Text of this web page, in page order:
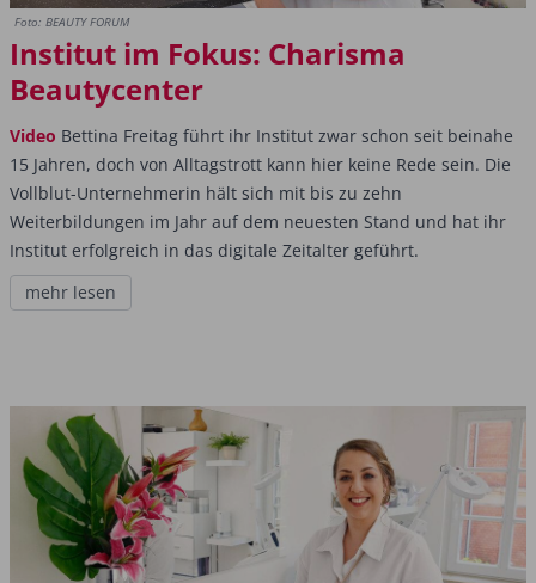
Foto: BEAUTY FORUM
Institut im Fokus: Charisma
Beautycenter
Video Bettina Freitag führt ihr Institut zwar schon seit beinahe
15 Jahren, doch von Alltagstrott kann hier keine Rede sein. Die
Vollblut-Unternehmerin hält sich mit bis zu zehn
Weiterbildungen im Jahr auf dem neuesten Stand und hat ihr
Institut erfolgreich in das digitale Zeitalter geführt.
mehr lesen